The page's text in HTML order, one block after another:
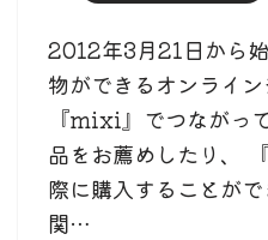
2012年3月21日から
物ができるオンライ
『mixi』でつながっ
品をお薦めしたり、
際に購入することが
関…